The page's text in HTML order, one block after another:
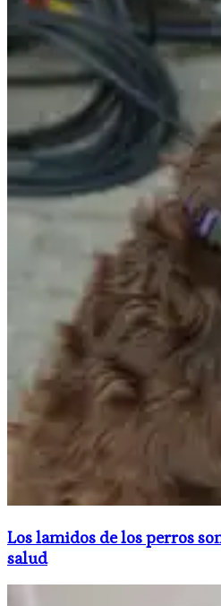
Los lamidos de los perros
salud